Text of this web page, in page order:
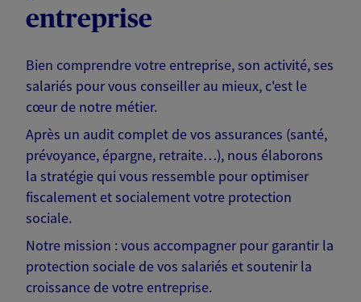
entreprise
Bien comprendre votre entreprise, son activité, ses
salariés pour vous conseiller au mieux, c'est le
cœur de notre métier.
Après un audit complet de vos assurances (santé,
prévoyance, épargne, retraite…), nous élaborons
la stratégie qui vous ressemble pour optimiser
fiscalement et socialement votre protection
sociale.
Notre mission : vous accompagner pour garantir la
protection sociale de vos salariés et soutenir la
croissance de votre entreprise.